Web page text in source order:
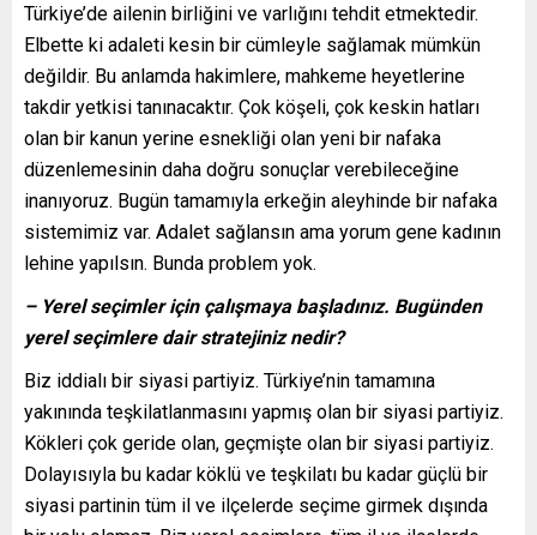
Türkiye’de ailenin birliğini ve varlığını tehdit etmektedir.
Elbette ki adaleti kesin bir cümleyle sağlamak mümkün
değildir. Bu anlamda hakimlere, mahkeme heyetlerine
takdir yetkisi tanınacaktır. Çok köşeli, çok keskin hatları
olan bir kanun yerine esnekliği olan yeni bir nafaka
düzenlemesinin daha doğru sonuçlar verebileceğine
inanıyoruz. Bugün tamamıyla erkeğin aleyhinde bir nafaka
sistemimiz var. Adalet sağlansın ama yorum gene kadının
lehine yapılsın. Bunda problem yok.
– Yerel seçimler için çalışmaya başladınız. Bugünden
yerel seçimlere dair stratejiniz nedir?
Biz iddialı bir siyasi partiyiz. Türkiye’nin tamamına
yakınında teşkilatlanmasını yapmış olan bir siyasi partiyiz.
Kökleri çok geride olan, geçmişte olan bir siyasi partiyiz.
Dolayısıyla bu kadar köklü ve teşkilatı bu kadar güçlü bir
siyasi partinin tüm il ve ilçelerde seçime girmek dışında